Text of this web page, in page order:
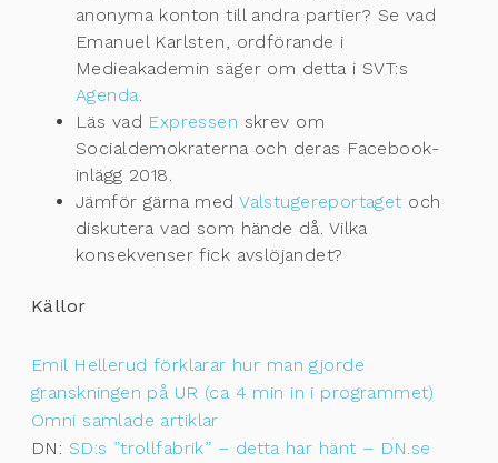
anonyma konton till andra partier? Se vad
Emanuel Karlsten, ordförande i
Medieakademin säger om detta i SVT:s
Agenda.
Läs vad Expressen skrev om
Socialdemokraterna och deras Facebook-
inlägg 2018.
Jämför gärna medValstugereportaget och
diskutera vad som hände då. Vilka
konsekvenser fick avslöjandet?
Källor
Emil Hellerud förklarar hur man gjorde
granskningen på UR (ca 4 min in i programmet)
Omni samlade artiklar
DN: SD:s ”trollfabrik” – detta har hänt – DN.se